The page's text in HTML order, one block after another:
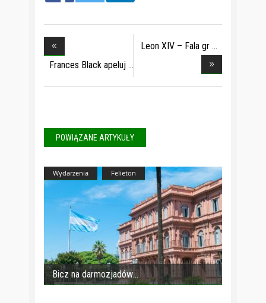
Frances Black apeluj
Leon XIV – Fala gr
POWIĄZANE ARTYKUŁY
Wydarzenia Felieton
Bicz na darmozjadów